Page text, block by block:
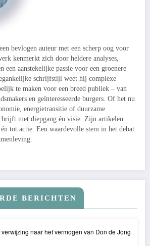
bevlogen auteur met een scherp oog voor
kenmerkt zich door heldere analyses,
een aanstekelijke passie voor een groenere
schrijfstijl weet hij complexe
te maken voor een breed publiek – van
en geïnteresseerde burgers. Of het nu
energietransitie of duurzame
met diepgang én visie. Zijn artikelen
tot actie. Een waardevolle stem in het debat
BERICHTEN